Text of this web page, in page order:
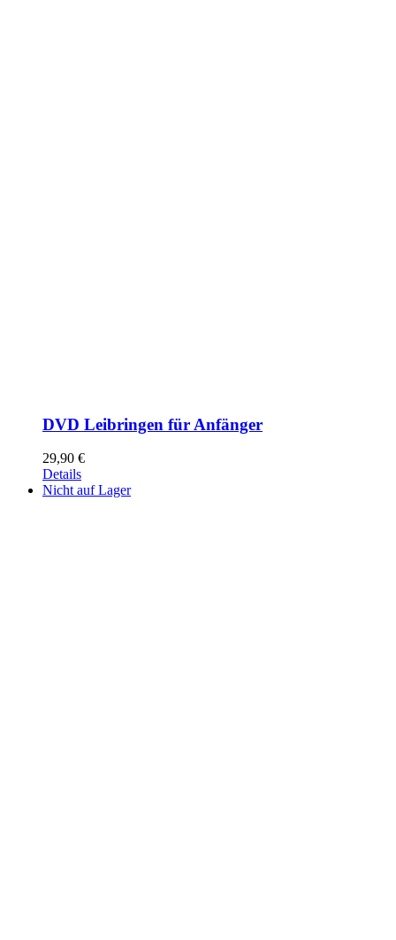
DVD Leibringen für Anfänger
29,90 €
Details
Nicht auf Lager